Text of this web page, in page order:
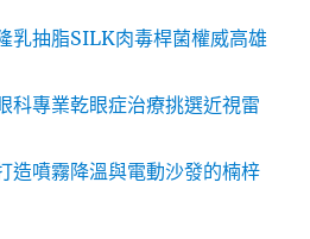
乳抽脂SILK肉毒桿菌權威高雄
科專業乾眼症治療挑選近視雷
造噴霧降溫與電動沙發的楠梓